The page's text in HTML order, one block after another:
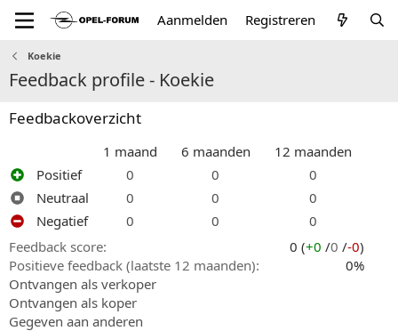
Aanmelden Registreren
Koekie
Feedback profile - Koekie
Feedbackoverzicht
1 maand 6 maanden
12 maanden
Positief
0 0
0
Neutraal
0 0
0
Negatief
0 0
0
Feedback score
0 (+0 /0 /-0)
Positieve feedback (laatste 12 maanden)
0%
Ontvangen als verkoper
Ontvangen als koper
Gegeven aan anderen